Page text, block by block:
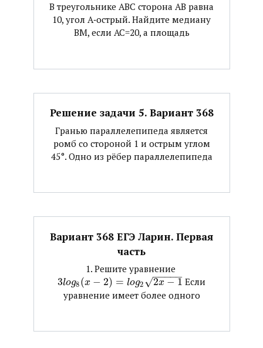
В треугольнике АВС сторона АВ равна
10, угол А‐острый. Найдите медиану
ВМ, если АС=20, а площадь
Решение задачи 5. Вариант 368
Гранью параллелепипеда является
ромб со стороной 1 и острым углом
45°. Одно из рёбер параллелепипеда
Вариант 368 ЕГЭ Ларин. Первая
часть
1. Решите уравнение ​
3log8 (x − 2) = log2 2x − 1
− −
−−−
√
​ Если
уравнение имеет более одного